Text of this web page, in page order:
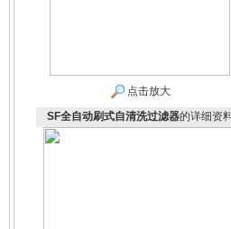
点击放大
SF全自动刷式自清洗过滤器的详细资